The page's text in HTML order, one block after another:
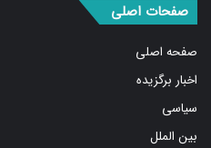
صفحات اصلی
صفحه اصلی
اخبار برگزیده
سیاسی
بین الملل